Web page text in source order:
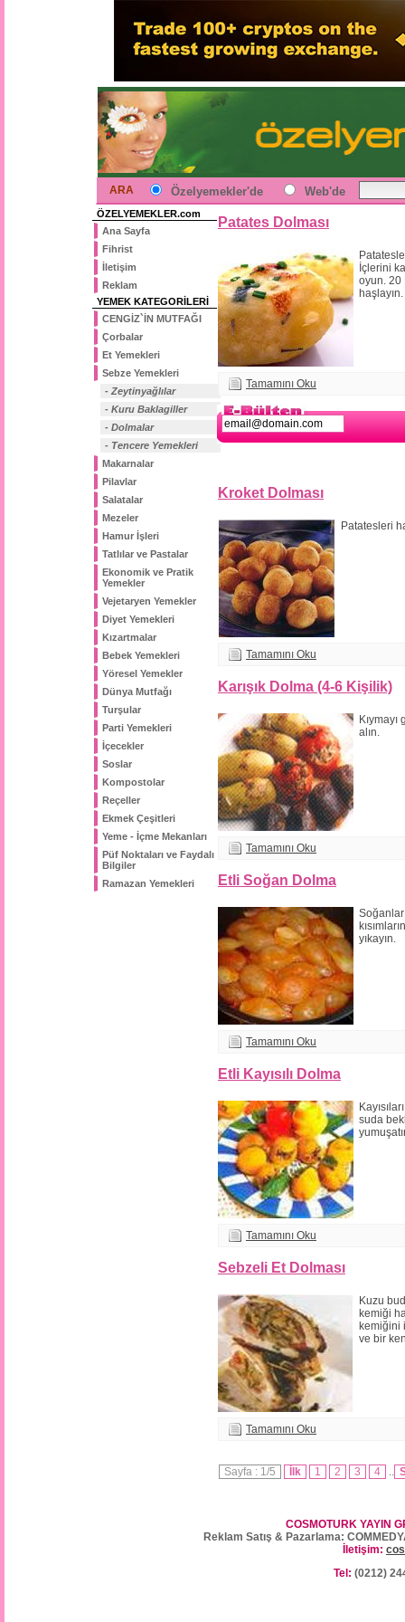
ARA Özelyemekler'de Web'de
ÖZELYEMEKLER.com
Ana Sayfa
Fihrist
İletişim
Reklam
YEMEK KATEGORİLERİ
CENGİZ`İN MUTFAĞI
Çorbalar
Et Yemekleri
Sebze Yemekleri
- Zeytinyağlılar
- Kuru Baklagiller
- Dolmalar
- Tencere Yemekleri
Makarnalar
Pilavlar
Salatalar
Mezeler
Hamur İşleri
Tatlılar ve Pastalar
Ekonomik ve Pratik
Yemekler
Vejetaryen Yemekler
Diyet Yemekleri
Kızartmalar
Bebek Yemekleri
Yöresel Yemekler
Dünya Mutfağı
Turşular
Parti Yemekleri
İçecekler
Soslar
Kompostolar
Reçeller
Ekmek Çeşitleri
Yeme - İçme Mekanları
Püf Noktaları ve Faydalı
Bilgiler
Ramazan Yemekleri
Patates Dolması
İçlerini
oyun. 20
haşlayın.
Tamamını Oku
Kroket Dolması
Patatesleri
Tamamını Oku
Karışık Dolma (4-6 Kişilik)
alın.
Tamamını Oku
Etli Soğan Dolma
yıkayın.
Tamamını Oku
Etli Kayısılı Dolma
suda
Tamamını Oku
Sebzeli Et Dolması
Kuzu
kemiği
kemiğini
ve bir
Tamamını Oku
Sayfa : 1/5 İlk 1 2 3 4 ..
COSMOTURK YAYIN
Reklam Satış & Pazarlama:
İletişim:
Tel: (0212)